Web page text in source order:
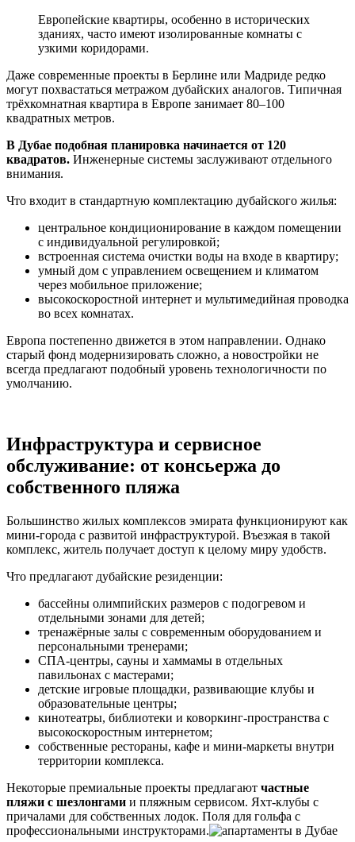
Европейские квартиры, особенно в исторических
зданиях, часто имеют изолированные комнаты с
узкими коридорами.
Даже современные проекты в Берлине или Мадриде редко
могут похвастаться метражом дубайских аналогов. Типичная
трёхкомнатная квартира в Европе занимает 80–100
квадратных метров.
В Дубае подобная планировка начинается от 120
квадратов. Инженерные системы заслуживают отдельного
внимания.
Что входит в стандартную комплектацию дубайского жилья:
центральное кондиционирование в каждом помещении
с индивидуальной регулировкой;
встроенная система очистки воды на входе в квартиру;
умный дом с управлением освещением и климатом
через мобильное приложение;
высокоскоростной интернет и мультимедийная проводка
во всех комнатах.
Европа постепенно движется в этом направлении. Однако
старый фонд модернизировать сложно, а новостройки не
всегда предлагают подобный уровень технологичности по
умолчанию.
Инфраструктура и сервисное
обслуживание: от консьержа до
собственного пляжа
Большинство жилых комплексов эмирата функционируют как
мини-города с развитой инфраструктурой. Въезжая в такой
комплекс, житель получает доступ к целому миру удобств.
Что предлагают дубайские резиденции:
бассейны олимпийских размеров с подогревом и
отдельными зонами для детей;
тренажёрные залы с современным оборудованием и
персональными тренерами;
СПА-центры, сауны и хаммамы в отдельных
павильонах с мастерами;
детские игровые площадки, развивающие клубы и
образовательные центры;
кинотеатры, библиотеки и коворкинг-пространства с
высокоскоростным интернетом;
собственные рестораны, кафе и мини-маркеты внутри
территории комплекса.
Некоторые премиальные проекты предлагают частные
пляжи с шезлонгами и пляжным сервисом. Яхт-клубы с
причалами для собственных лодок. Поля для гольфа с
профессиональными инструкторами.